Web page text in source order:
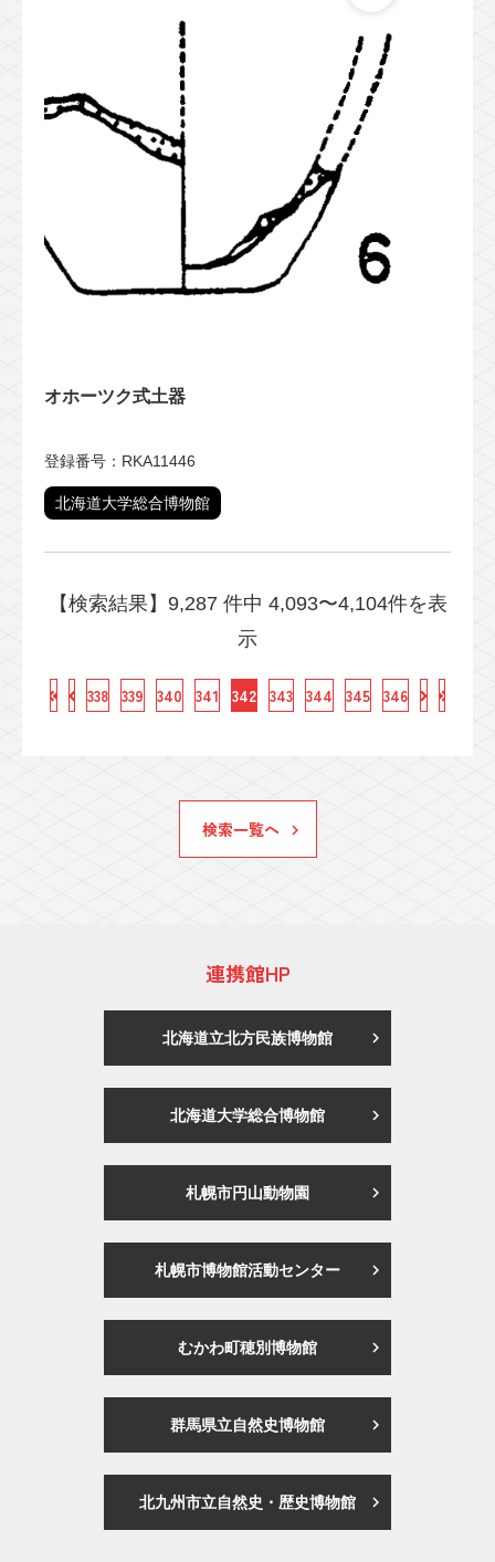
オホーツク式土器
登録番号：RKA11446
北海道大学総合博物館
【検索結果】9,287 件中 4,093〜4,104件を表
示
338 339 340 341 342 343 344 345 346
検索一覧へ
連携館HP
北海道立北方民族博物館
北海道大学総合博物館
札幌市円山動物園
札幌市博物館活動センター
むかわ町穂別博物館
群馬県立自然史博物館
北九州市立自然史・歴史博物館